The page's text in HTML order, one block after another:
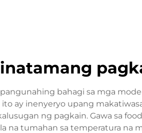
bahagi sa mga
ay inenyeryo upang
ng pagkain. Gawa sa
na tumahan sa temperatura na